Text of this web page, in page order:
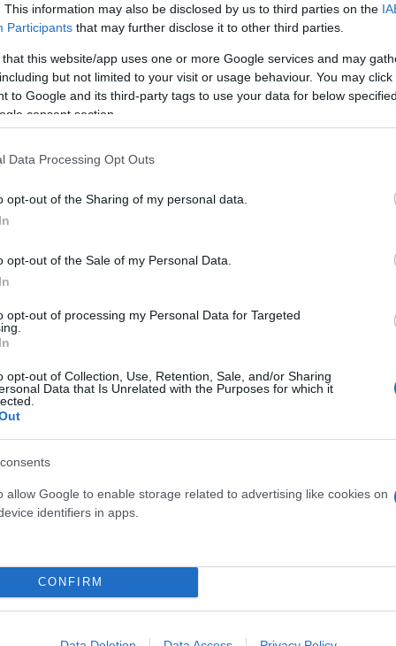
This information may also be disclosed by us to third parties on the
Participants that may further disclose it to other third parties.
that this website/app uses one or more Google services and may
but not limited to your visit or usage behaviour. You may
to Google and its third-party tags to use your data for below
consent section.
Data Processing Opt Outs
opt-out of the Sharing of my personal data.
opt-out of the Sale of my Personal Data.
opt-out of processing my Personal Data for Targeted
opt-out of Collection, Use, Retention, Sale, and/or Sharing
Data that Is Unrelated with the Purposes for which it
allow Google to enable storage related to advertising like cookies on
identifiers in apps.
CONFIRM
προερχόμενα από τη Λωρίδα της Γάζας. Οι
προς Κυριακή, με στόχο «τέσσερις
σύμφωνα με τον ισραηλινό στρατό.
σε παλαιστίνιους διαδηλωτές και τον
που χωρίζει το Ισραήλ από τη Λωρίδα της
πυρά στα επεισόδια, σύμφωνα με τη
επίσης ένας τραυματισμός στις τάξεις τους.
υπεύθυνη για όλες τις ενέργειες εναντίον
ο οποίος παραμένει υπό ισραηλινό και
ημερών τον Μάιο. Από τη 10η έως την 21η
Λωρίδα της Γάζας, μεταξύ των οποίων μαχητές,
τη Γάζα προκάλεσαν τον θάνατο 13 ανθρώπων,
και τον στρατό.
στην αναζήτηση της